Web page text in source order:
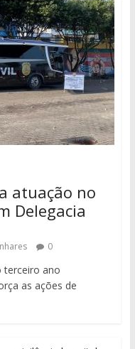
atuação no
Delegacia
0
terceiro ano
as ações de